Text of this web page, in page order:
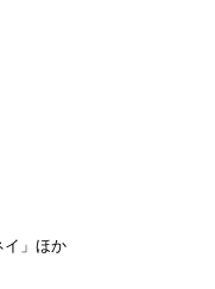
イ」ほか